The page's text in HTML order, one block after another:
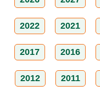
2022 2021
2017 2016
2012 2011